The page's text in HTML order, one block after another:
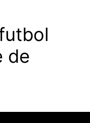
de